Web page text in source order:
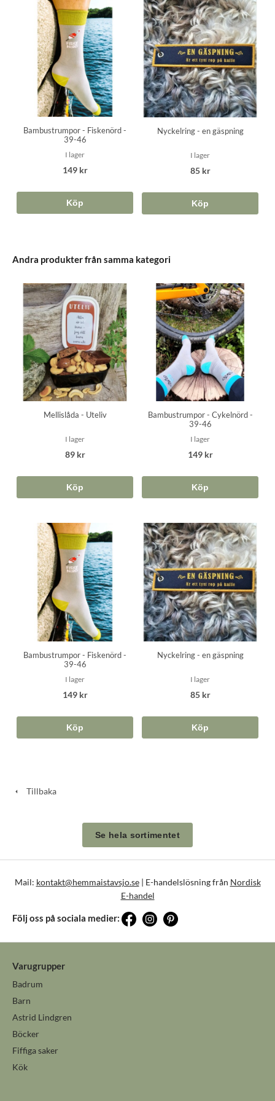
Bambustrumpor - Fiskenörd -
39-46
I lager
149 kr
Köp
Nyckelring - en gäspning
I lager
85 kr
Köp
Andra produkter från samma kategori
Mellislåda - Uteliv
I lager
89 kr
Köp
Bambustrumpor - Cykelnörd -
39-46
I lager
149 kr
Köp
Bambustrumpor - Fiskenörd -
39-46
I lager
149 kr
Köp
Nyckelring - en gäspning
I lager
85 kr
Köp
Tillbaka
Se hela sortimentet
Mail: kontakt@hemmaistavsjo.se| E-handelslösning från Nordisk
E-handel
Följ oss på sociala medier:
Varugrupper
Badrum
Barn
Astrid Lindgren
Böcker
Fiffiga saker
Kök